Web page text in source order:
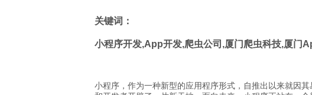
关键词：
小程序开发,App开发,爬虫公司 ,厦门爬虫科技,厦门
小程序，作为一种新型的应用程序形式，自推出以来就因